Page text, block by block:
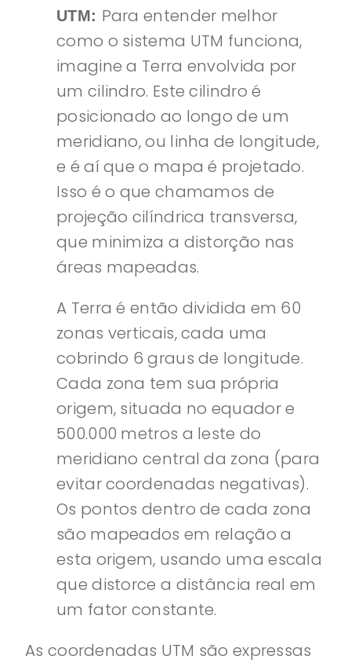
UTM: Para entender melhor
como o sistema UTM funciona,
imagine a Terra envolvida por
um cilindro. Este cilindro é
posicionado ao longo de um
meridiano, ou linha de longitude,
e é aí que o mapa é projetado.
Isso é o que chamamos de
projeção cilíndrica transversa,
que minimiza a distorção nas
áreas mapeadas.
A Terra é então dividida em 60
zonas verticais, cada uma
cobrindo 6 graus de longitude.
Cada zona tem sua própria
origem, situada no equador e
500.000 metros a leste do
meridiano central da zona (para
evitar coordenadas negativas).
Os pontos dentro de cada zona
são mapeados em relação a
esta origem, usando uma escala
que distorce a distância real em
um fator constante.
As coordenadas UTM são expressas